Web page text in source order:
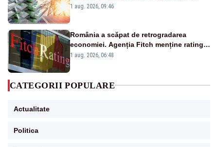
Analiză Realitatea Plus
1 aug. 2026, 09:46
România a scăpat de retrogradarea
economiei. Agenția Fitch menține ratingul
„BBB-” cu perspectivă negativă
1 aug. 2026, 06:48
CATEGORII POPULARE
Actualitate
Politica